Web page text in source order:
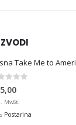
Take Me to
of 5
MwSt.
Postarina